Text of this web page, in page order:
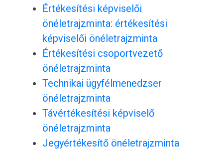
Értékesítési képviselői
önéletrajzminta: értékesítési
képviselői önéletrajzminta
Értékesítési csoportvezető
önéletrajzminta
Technikai ügyfélmenedzser
önéletrajzminta
Távértékesítési képviselő
önéletrajzminta
Jegyértékesítő önéletrajzminta